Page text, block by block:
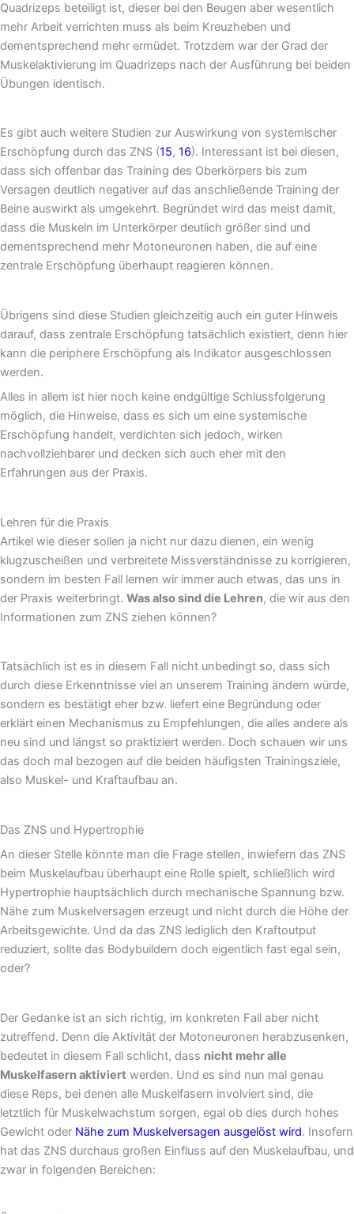
Quadrizeps beteiligt ist, dieser bei den Beugen aber wesentlich
mehr Arbeit verrichten muss als beim Kreuzheben und
dementsprechend mehr ermüdet. Trotzdem war der Grad der
Muskelaktivierung im Quadrizeps nach der Ausführung bei beiden
Übungen identisch.
Es gibt auch weitere Studien zur Auswirkung von systemischer
Erschöpfung durch das ZNS (15, 16). Interessant ist bei diesen,
dass sich offenbar das Training des Oberkörpers bis zum
Versagen deutlich negativer auf das anschließende Training der
Beine auswirkt als umgekehrt. Begründet wird das meist damit,
dass die Muskeln im Unterkörper deutlich größer sind und
dementsprechend mehr Motoneuronen haben, die auf eine
zentrale Erschöpfung überhaupt reagieren können.
Übrigens sind diese Studien gleichzeitig auch ein guter Hinweis
darauf, dass zentrale Erschöpfung tatsächlich existiert, denn hier
kann die periphere Erschöpfung als Indikator ausgeschlossen
werden.
Alles in allem ist hier noch keine endgültige Schlussfolgerung
möglich, die Hinweise, dass es sich um eine systemische
Erschöpfung handelt, verdichten sich jedoch, wirken
nachvollziehbarer und decken sich auch eher mit den
Erfahrungen aus der Praxis.
Lehren für die Praxis
Artikel wie dieser sollen ja nicht nur dazu dienen, ein wenig
klugzuscheißen und verbreitete Missverständnisse zu korrigieren,
sondern im besten Fall lernen wir immer auch etwas, das uns in
der Praxis weiterbringt. Was also sind die Lehren, die wir aus den
Informationen zum ZNS ziehen können?
Tatsächlich ist es in diesem Fall nicht unbedingt so, dass sich
durch diese Erkenntnisse viel an unserem Training ändern würde,
sondern es bestätigt eher bzw. liefert eine Begründung oder
erklärt einen Mechanismus zu Empfehlungen, die alles andere als
neu sind und längst so praktiziert werden. Doch schauen wir uns
das doch mal bezogen auf die beiden häufigsten Trainingsziele,
also Muskel- und Kraftaufbau an.
Das ZNS und Hypertrophie
An dieser Stelle könnte man die Frage stellen, inwiefern das ZNS
beim Muskelaufbau überhaupt eine Rolle spielt, schließlich wird
Hypertrophie hauptsächlich durch mechanische Spannung bzw.
Nähe zum Muskelversagen erzeugt und nicht durch die Höhe der
Arbeitsgewichte. Und da das ZNS lediglich den Kraftoutput
reduziert, sollte das Bodybuildern doch eigentlich fast egal sein,
oder?
Der Gedanke ist an sich richtig, im konkreten Fall aber nicht
zutreffend. Denn die Aktivität der Motoneuronen herabzusenken,
bedeutet in diesem Fall schlicht, dass nicht mehr alle
Muskelfasern aktiviert werden. Und es sind nun mal genau
diese Reps, bei denen alle Muskelfasern involviert sind, die
letztlich für Muskelwachstum sorgen, egal ob dies durch hohes
Gewicht oder Nähe zum Muskelversagen ausgelöst wird. Insofern
hat das ZNS durchaus großen Einfluss auf den Muskelaufbau, und
zwar in folgenden Bereichen: